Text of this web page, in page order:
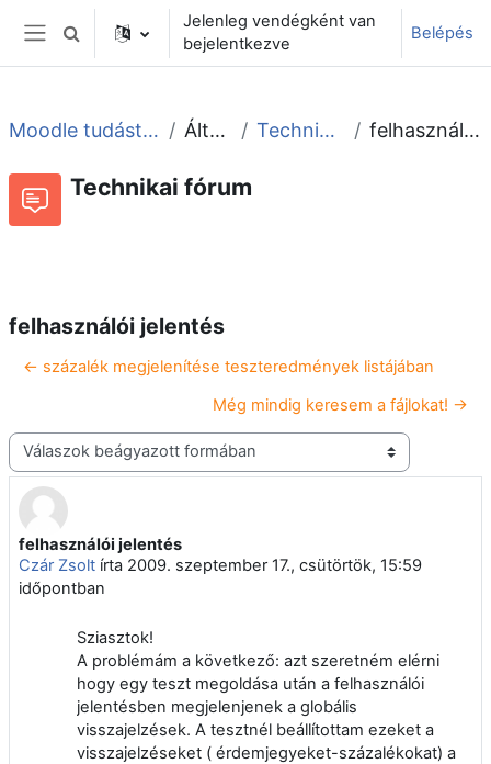
Tovább a fő tartalomhoz
Oldalpanel
Keresési bemeneti adatok váltása
Jelenleg vendégként van
bejelentkezve
Belépés
Moodle tudástár és fórum Általános Technikai fórum felhasználói jelentés
Technikai fórum
felhasználói jelentés
← százalék megjelenítése teszteredmények listájában
Még mindig keresem a fájlokat! →
Megjelenítési mód
felhasználói jelentés
Czár Zsolt írta 2009. szeptember 17., csütörtök, 15:59
időpontban
Válaszok szám: 8
Sziasztok!
A problémám a következő: azt szeretném elérni
hogy egy teszt megoldása után a felhasználói
jelentésben megjelenjenek a globális
visszajelzések. A tesztnél beállítottam ezeket a
visszajelzéseket ( érdemjegyeket-százalékokat) a